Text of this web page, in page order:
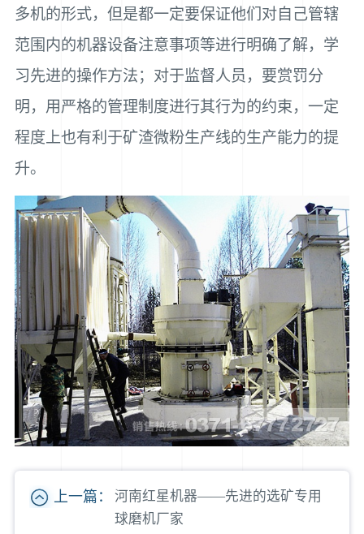
多机的形式，但是都一定要保证他们对自己管辖
范围内的机器设备注意事项等进行明确了解，学
习先进的操作方法；对于监督人员，要赏罚分
明，用严格的管理制度进行其行为的约束，一定
程度上也有利于矿渣微粉生产线的生产能力的提
升。
上一篇：
河南红星机器——先进的选矿专用
球磨机厂家